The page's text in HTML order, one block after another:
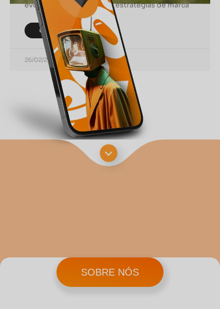
evolução da era digital, as estratégias de marca
CONTINUAR LENDO
26/02/2024
SOBRE NÓS